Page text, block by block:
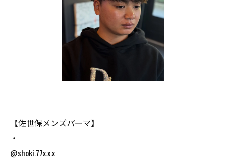
【佐世保メンズパーマ】
・
@shoki.77x.x.x